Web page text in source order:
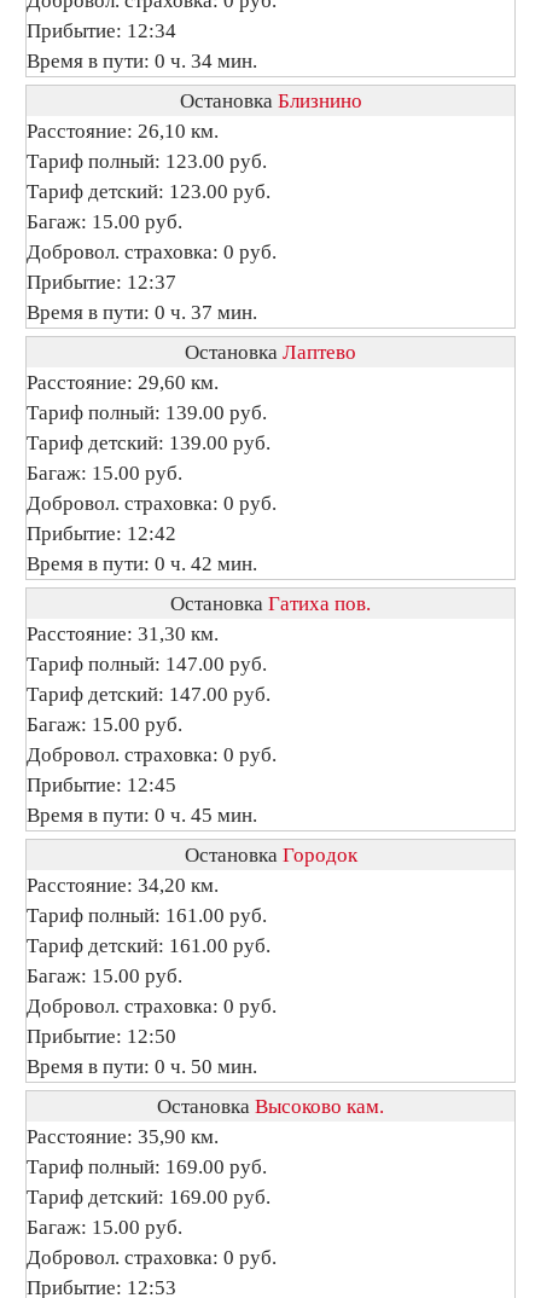
Прибытие: 12:34
Время в пути: 0 ч. 34 мин.
Остановка Близнино
Расстояние: 26,10 км.
Тариф полный: 123.00 руб.
Тариф детский: 123.00 руб.
Багаж: 15.00 руб.
Добровол. страховка: 0 руб.
Прибытие: 12:37
Время в пути: 0 ч. 37 мин.
Остановка Лаптево
Расстояние: 29,60 км.
Тариф полный: 139.00 руб.
Тариф детский: 139.00 руб.
Багаж: 15.00 руб.
Добровол. страховка: 0 руб.
Прибытие: 12:42
Время в пути: 0 ч. 42 мин.
Остановка Гатиха пов.
Расстояние: 31,30 км.
Тариф полный: 147.00 руб.
Тариф детский: 147.00 руб.
Багаж: 15.00 руб.
Добровол. страховка: 0 руб.
Прибытие: 12:45
Время в пути: 0 ч. 45 мин.
Остановка Городок
Расстояние: 34,20 км.
Тариф полный: 161.00 руб.
Тариф детский: 161.00 руб.
Багаж: 15.00 руб.
Добровол. страховка: 0 руб.
Прибытие: 12:50
Время в пути: 0 ч. 50 мин.
Остановка Высоково кам.
Расстояние: 35,90 км.
Тариф полный: 169.00 руб.
Тариф детский: 169.00 руб.
Багаж: 15.00 руб.
Добровол. страховка: 0 руб.
Прибытие: 12:53